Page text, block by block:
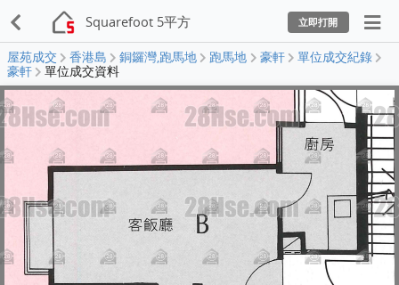
Squarefoot 5平方 立即打開
屋苑成交 香港島 銅鑼灣,跑馬地 跑馬地 豪軒
單位成交紀錄
豪軒
單位成交資料